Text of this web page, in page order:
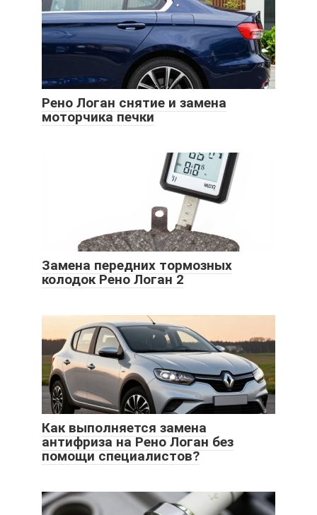
Рено Логан снятие и замена
моторчика печки
Замена передних тормозных
колодок Рено Логан 2
Как выполняется замена
антифриза на Рено Логан без
помощи специалистов?